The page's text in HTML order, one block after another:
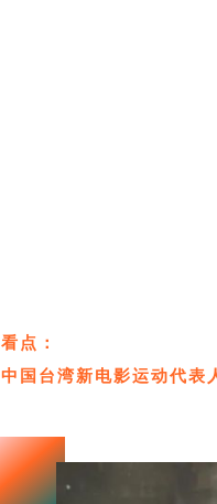
看点：
中国台湾新电影运动代表